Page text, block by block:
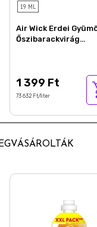
19 ML
Air Wick Erdei
Őszibarackvirág
1 399 Ft
73 632 Ft/liter